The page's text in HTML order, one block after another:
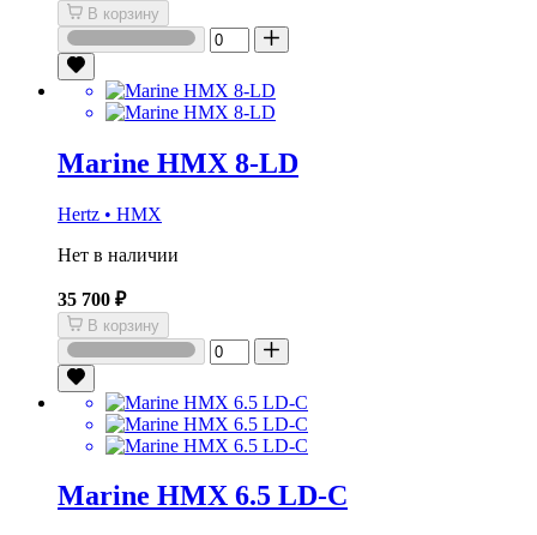
В корзину
Marine HMX 8-LD
Hertz • HMX
Нет в наличии
35 700 ₽
В корзину
Marine HMX 6.5 LD-C